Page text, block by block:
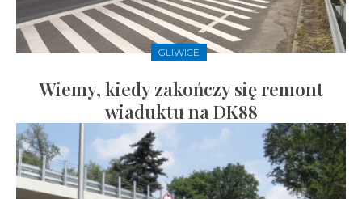
GLIWICE
Wiemy, kiedy zakończy się remont
wiaduktu na DK88